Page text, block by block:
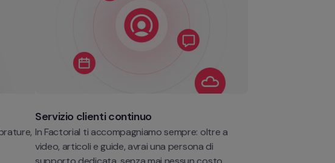
Servizio clienti continuo
In Factorial ti accompagniamo sempre: oltre a
video, articoli e guide, avrai una persona di